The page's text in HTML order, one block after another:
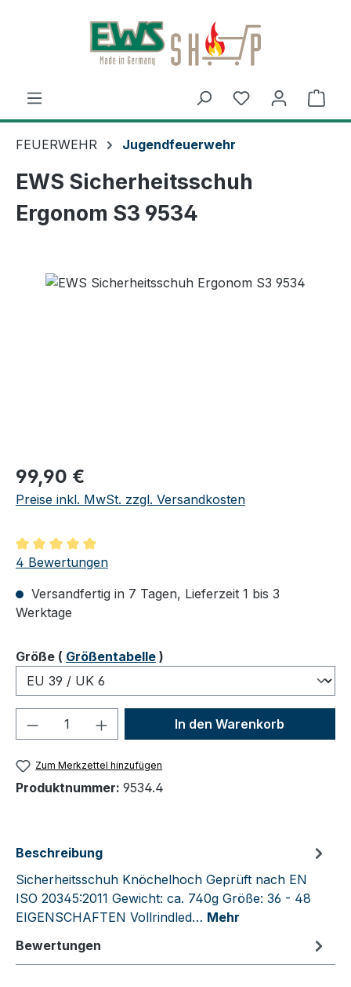
Zum Hauptinhalt springen
FEUERWEHR Jugendfeuerwehr
EWS Sicherheitsschuh
Ergonom S3 9534
Regulärer Preis:
99,90 €
Preise inkl. MwSt. zzgl. Versandkosten
Durchschnittliche Bewertung von 5 von 5 Sternen
4 Bewertungen
Versandfertig in 7 Tagen, Lieferzeit 1 bis 3
Werktage
Größeauswählen
( Größentabelle )
Produkt Anzahl: Gib denIn den Warenkorb
Zum Merkzettel hinzufügen
Produktnummer: 9534.4
Beschreibung
Sicherheitsschuh Knöchelhoch Geprüft nach EN
ISO 20345:2011 Gewicht: ca. 740g Größe: 36 - 48
EIGENSCHAFTEN Vollrindled… Mehr
Bewertungen